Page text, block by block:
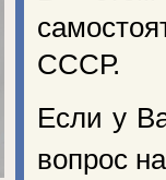
СССР.
Если у
вопрос